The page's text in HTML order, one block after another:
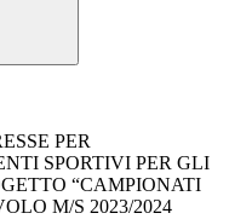
PER
SPORTIVI PER GLI
“CAMPIONATI
M/S 2023/2024